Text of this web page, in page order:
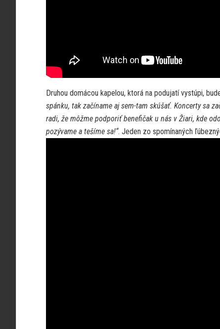
Druhou domácou kapelou, ktorá na podujatí vystúpi,
spánku, tak začíname aj sem-tam skúšať. Koncerty sa
radi, že môžme podporiť benefičak u nás v Žiari, kde
pozývame a tešíme sa!“. Jeden zo spomínaných